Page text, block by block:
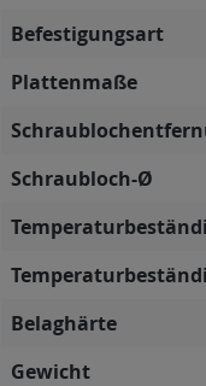
Befestigungsart
Plattenmaße
Schraubloch-Ø
Belaghärte
Gewicht